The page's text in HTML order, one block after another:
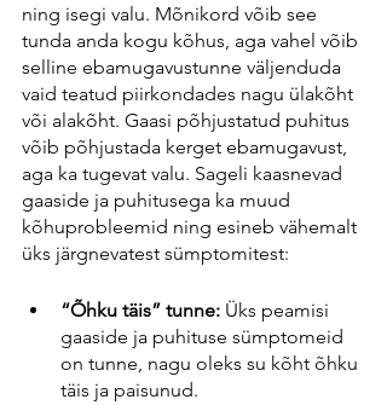
ning isegi valu. Mõnikord võib see
tunda anda kogu kõhus, aga vahel võib
selline ebamugavustunne väljenduda
vaid teatud piirkondades nagu ülakõht
või alakõht. Gaasi põhjustatud puhitus
võib põhjustada kerget ebamugavust,
aga ka tugevat valu. Sageli kaasnevad
gaaside ja puhitusega ka muud
kõhuprobleemid ning esineb vähemalt
üks järgnevatest sümptomitest:
“Õhku täis” tunne: Üks peamisi
gaaside ja puhituse sümptomeid
on tunne, nagu oleks su kõht õhku
täis ja paisunud.